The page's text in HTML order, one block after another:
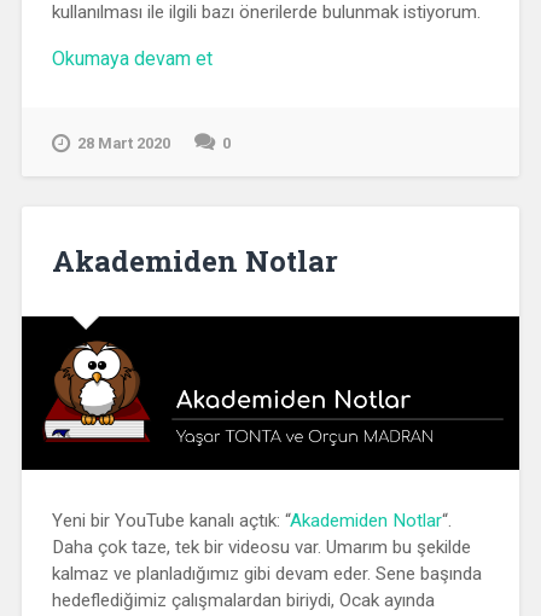
kullanılması ile ilgili bazı önerilerde bulunmak istiyorum.
Okumaya devam et“Yükseköğretim
Açıldı”
28 Mart 2020 0
Akademiden Notlar
Yeni bir YouTube kanalı açtık: “Akademiden Notlar“.
Daha çok taze, tek bir videosu var. Umarım bu şekilde
kalmaz ve planladığımız gibi devam eder. Sene başında
hedeflediğimiz çalışmalardan biriydi, Ocak ayında